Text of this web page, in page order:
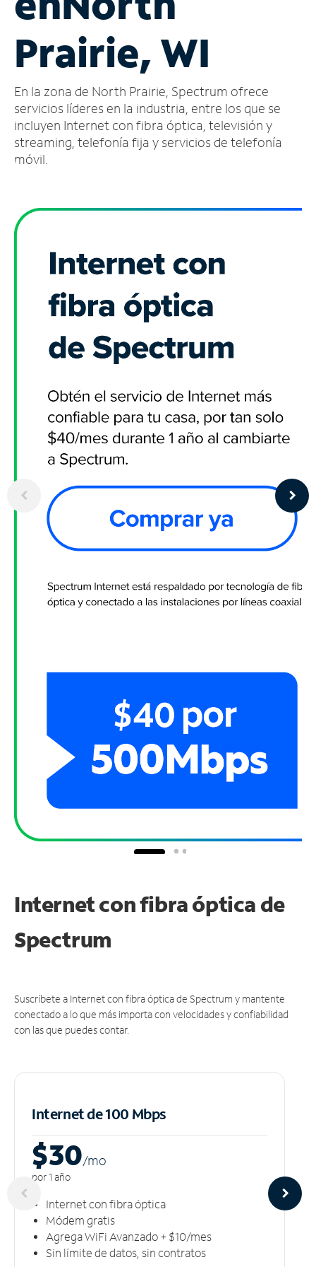
cuenta
Encuentra
tienda
Prairie, WI
En la zona de North Prairie, Spectrum ofrece
servicios líderes en la industria, entre los que se
incluyen Internet con fibra óptica, televisión y
streaming, telefonía fija y servicios de telefonía
móvil.
Internet con fibra óptica de
Spectrum
Suscríbete a Internet con fibra óptica de Spectrum y mantente
conectado a lo que más importa con velocidades y confiabilidad
con las que puedes contar.
Internet de 100 Mbps
$30/mo
por 1 año
Internet con fibra óptica
Módem gratis
Agrega WiFi Avanzado + $10/mes
Sin límite de datos, sin contratos